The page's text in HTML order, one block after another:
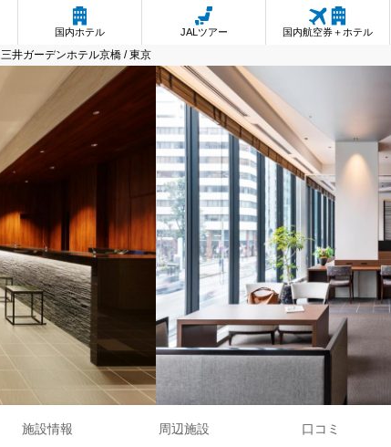
国内ホテル JALツアー 国内航空券＋ホテル
三井ガーデンホテル京橋 / 東京
施設情報 周辺施設 口コミ